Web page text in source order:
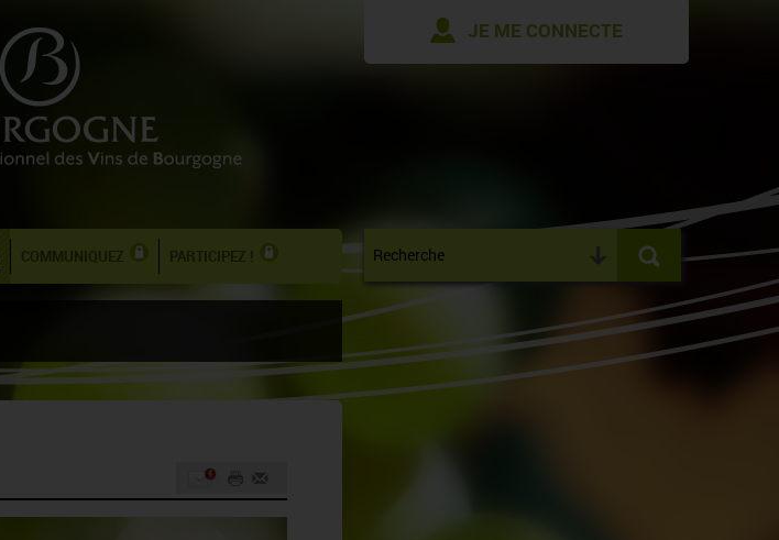
COMMUNIQUEZ PARTICIPEZ !
JE ME CONNECTE